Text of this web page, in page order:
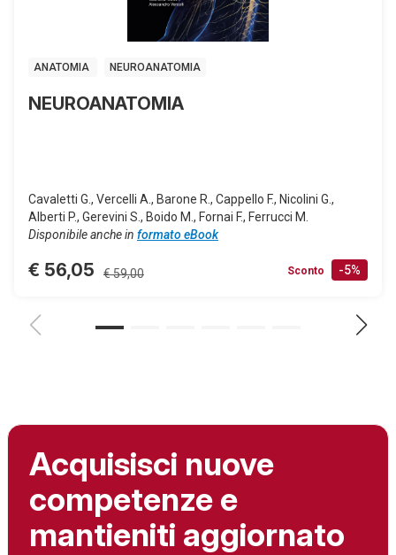
ANATOMIA NEUROANATOMIA
NEUROANATOMIA
Cavaletti G., Vercelli A., Barone R., Cappello F., Nicolini G.,
Alberti P., Gerevini S., Boido M., Fornai F., Ferrucci M.
Disponibile anche in formato eBook
€ 56,05 € 59,00 Sconto -5%
Acquisisci nuove
competenze e
mantieniti aggiornato